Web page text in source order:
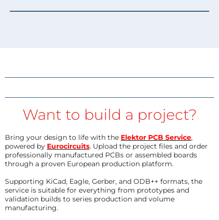
Want to build a project?
Bring your design to life with the Elektor PCB Service,
powered by Eurocircuits. Upload the project files and order
professionally manufactured PCBs or assembled boards
through a proven European production platform.
Supporting KiCad, Eagle, Gerber, and ODB++ formats, the
service is suitable for everything from prototypes and
validation builds to series production and volume
manufacturing.